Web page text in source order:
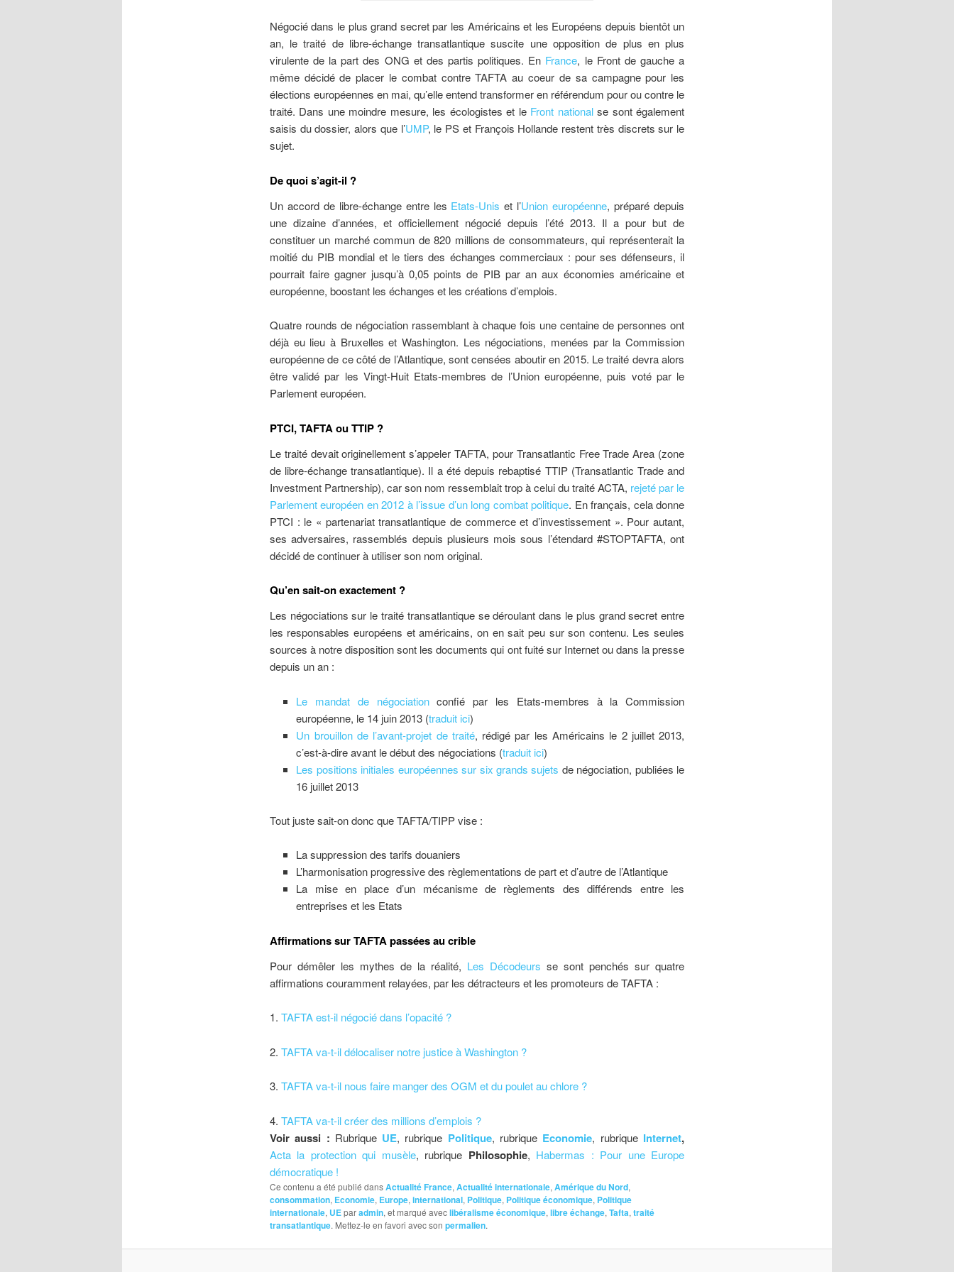
Négocié dans le plus grand secret par les Américains et les Européens depuis bientôt un
an, le traité de libre-échange transatlantique suscite une opposition de plus en plus
virulente de la part des ONG et des partis politiques. En France, le Front de gauche a
même décidé de placer le combat contre TAFTA au coeur de sa campagne pour les
élections européennes en mai, qu’elle entend transformer en référendum pour ou contre le
traité. Dans une moindre mesure, les écologistes et le Front nationalse sont également
saisis du dossier, alors que l’UMP, le PS et François Hollande restent très discrets sur le
sujet.
De quoi s’agit-il ?
Un accord de libre-échange entre les Etats-Unis et l’Union européenne, préparé depuis
une dizaine d’années, et officiellement négocié depuis l’été 2013. Il a pour but de
constituer un marché commun de 820 millions de consommateurs, qui représenterait la
moitié du PIB mondial et le tiers des échanges commerciaux : pour ses défenseurs, il
pourrait faire gagner jusqu’à 0,05 points de PIB par an aux économies américaine et
européenne, boostant les échanges et les créations d’emplois.
Quatre rounds de négociation rassemblant à chaque fois une centaine de personnes ont
déjà eu lieu à Bruxelles et Washington. Les négociations, menées par la Commission
européenne de ce côté de l’Atlantique, sont censées aboutir en 2015. Le traité devra alors
être validé par les Vingt-Huit Etats-membres de l’Union européenne, puis voté par le
Parlement européen.
PTCI, TAFTA ou TTIP ?
Le traité devait originellement s’appeler TAFTA, pour Transatlantic Free Trade Area (zone
de libre-échange transatlantique). Il a été depuis rebaptisé TTIP (Transatlantic Trade and
Investment Partnership), car son nom ressemblait trop à celui du traité ACTA, rejeté par le
Parlement européen en 2012 à l’issue d’un long combat politique. En français, cela donne
PTCI : le « partenariat transatlantique de commerce et d’investissement ». Pour autant,
ses adversaires, rassemblés depuis plusieurs mois sous l’étendard #STOPTAFTA, ont
décidé de continuer à utiliser son nom original.
Qu’en sait-on exactement ?
Les négociations sur le traité transatlantique se déroulant dans le plus grand secret entre
les responsables européens et américains, on en sait peu sur son contenu. Les seules
sources à notre disposition sont les documents qui ont fuité sur Internet ou dans la presse
depuis un an :
Le mandat de négociationconfié par les Etats-membres à la Commission
européenne, le 14 juin 2013 (traduit ici)
Un brouillon de l’avant-projet de traité, rédigé par les Américains le 2 juillet 2013,
c’est-à-dire avant le début des négociations (traduit ici)
Les positions initiales européennes sur six grands sujets de négociation, publiées le
16 juillet 2013
Tout juste sait-on donc que TAFTA/TIPP vise :
La suppression des tarifs douaniers
L’harmonisation progressive des règlementations de part et d’autre de l’Atlantique
La mise en place d’un mécanisme de règlements des différends entre les
entreprises et les Etats
Affirmations sur TAFTA passées au crible
Pour démêler les mythes de la réalité, Les Décodeurs se sont penchés sur quatre
affirmations couramment relayées, par les détracteurs et les promoteurs de TAFTA :
1. TAFTA est-il négocié dans l’opacité ?
2. TAFTA va-t-il délocaliser notre justice à Washington ?
3. TAFTA va-t-il nous faire manger des OGM et du poulet au chlore ?
4. TAFTA va-t-il créer des millions d’emplois ?
Voir aussi : Rubrique UE, rubrique Politique, rubrique Economie, rubrique Internet,
Acta la protection qui musèle, rubrique Philosophie, Habermas : Pour une Europe
démocratique !
Ce contenu a été publié dansActualité France, Actualité internationale, Amérique du Nord,
consommation, Economie, Europe, international, Politique, Politique économique, Politique
internationale, UEparadmin, et marqué aveclibéralisme économique, libre échange, Tafta, traité
transatlantique. Mettez-le en favori avec son permalien.